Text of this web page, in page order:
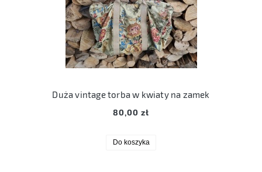
Duża vintage torba w kwiaty na zamek
80,00 zł
Do koszyka